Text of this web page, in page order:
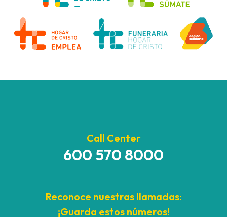
Call Center
600 570 8000
Reconoce nuestras llamadas:
¡Guarda estos números!